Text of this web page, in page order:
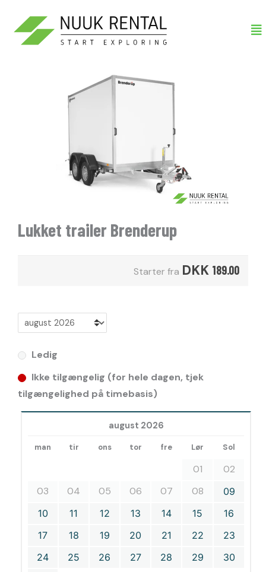
indholdet
Lukket trailer Brenderup
Starter fra DKK 189.00
Ledig
Ikke tilgængelig (for hele dagen, tjek
tilgængelighed på timebasis)
august 2026
man tir ons tor fre Lør Sol
01
02
03
04 05 06 07 08
09
10
11 12 13 14 15
16
17
18 19 20 21 22
23
24
25 26 27 28 29
30